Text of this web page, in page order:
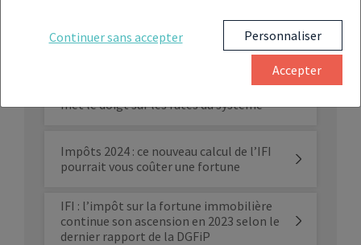
Budget 2024 : votre impôt sur la fortune
immobilière (IFI) va augmenter !
Contrôles de l’IFI : la Cour des Comptes
met le doigt sur les ratés du système
Impôts 2024 : ce nouveau calcul de l’IFI
pourrait vous coûter une fortune
IFI : l’impôt sur la fortune immobilière
continue son ascension en 2023 selon le
dernier rapport de la DGFiP
Continuer sans accepter Personnaliser
Accepter